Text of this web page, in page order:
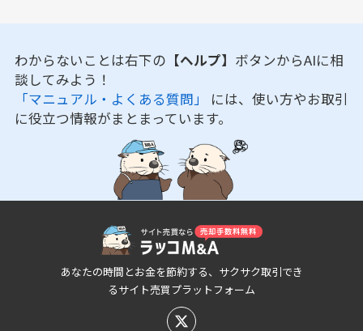
わからないことは右下の 【ヘルプ】 ボタンからAIに相
談してみよう！
「マニュアル・よくある質問」 には、使い方やお取引
に役立つ情報がまとまっています。
あなたの時間とお金を節約する、サクサク取引でき
るサイト売買プラットフォーム